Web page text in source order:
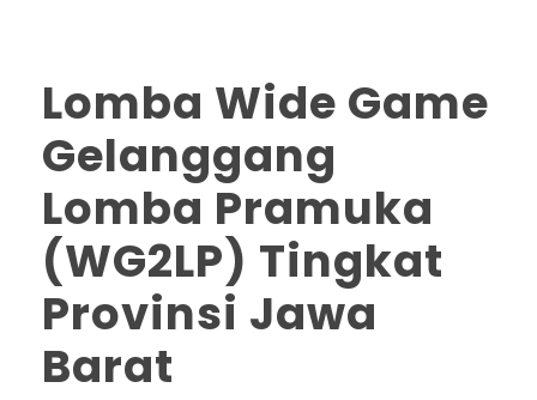
Lomba Wide Game
Gelanggang
Lomba Pramuka
(WG2LP) Tingkat
Provinsi Jawa
Barat